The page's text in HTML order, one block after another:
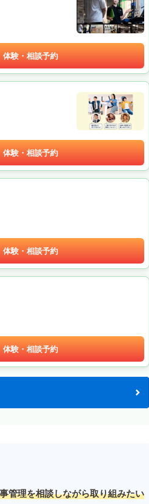
体験・相談予約
体験・相談予約
体験・相談予約
体験・相談予約
管理を相談しながら取り組みたい